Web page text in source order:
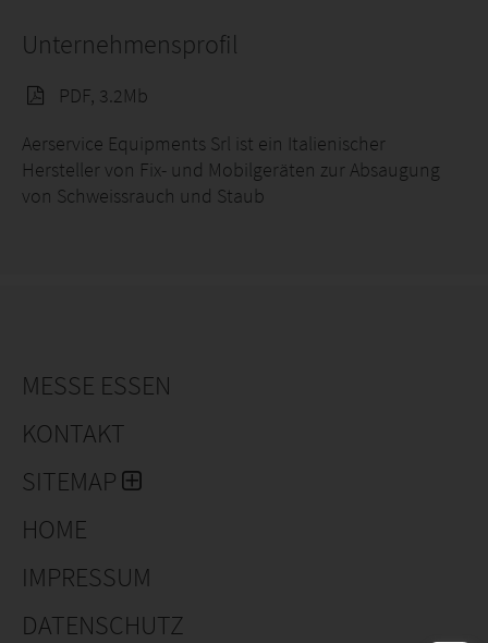
Unternehmensprofil
PDF, 3.2Mb
Aerservice Equipments Srl ist ein Italienischer
Hersteller von Fix- und Mobilgeräten zur Absaugung
von Schweissrauch und Staub
MESSE ESSEN
KONTAKT
SITEMAP
HOME
IMPRESSUM
DATENSCHUTZ